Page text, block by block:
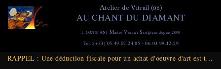
Aller
au
contenu
principal
Atelier de Vitrail (86)
AU CHANT DU DIAMANT
I. CONSTANTMaitreV errierS culpteur depuis 2000
Tel.:(+33) 05.49.02.24.85 - 06.03.99.12.29
RAPPEL : Une déduction fiscale pour un achat d'oeuvre d'art est toujours d'actualité et ce jusqu'à Fin DECEMBRE 2025